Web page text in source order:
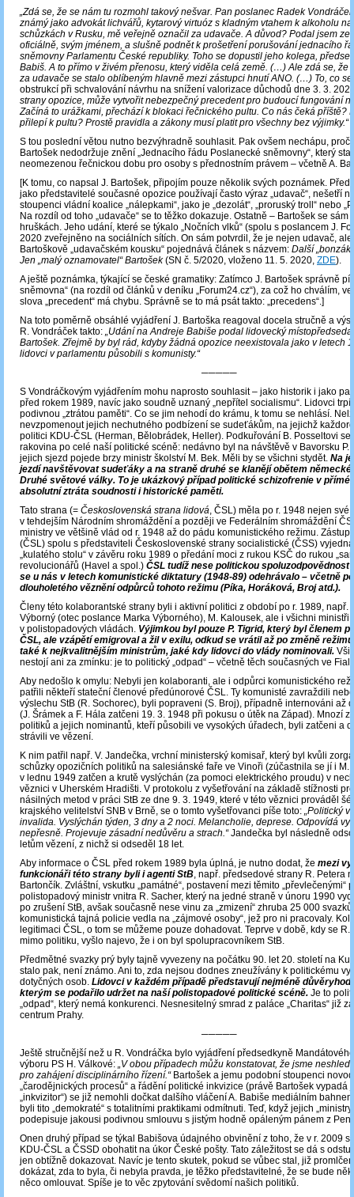
„Zdá se, že se nám tu rozmohl takový nešvar. Pan poslanec Radek
známý jako advokát lichvářů, kytarový virtuóz s kladným vtahem k alkoholu
schůzkách v Rusku, mě veřejně označil za udavače. A důvod? Podal jsem ze
oficiálně, svým jménem, a slušně podnět k prošetření porušování jednacího
sněmovny Parlamentu České republiky. Toho se dopustil jeho kolega,
Babiš. A to přímo v živém přenosu, který viděla celá země. (…) Ale zdá se, že
za udavače se stalo oblíbeným hlavně mezi zástupci hnutí ANO. (…) To, co
obstrukcí při schvalování návrhu na snížení valorizace důchodů dne 3. 3.
strany opozice, může vytvořit nebezpečný precedent pro budoucí fungování
Začíná to urážkami, přechází k blokaci řečnického pultu. Co nás čeká příště?
přilepí k pultu? Prostě pravidla a zákony musí platit pro všechny bez výjimky.“
S tou poslední větou nutno bezvýhradně souhlasit. Pak ovšem nechápu, proč
Bartošek nedodržuje znění „Jednacího řádu Poslanecké sněmovny“, který
neomezenou řečnickou dobu pro osoby s přednostním právem – včetně A.
[K tomu, co napsal J. Bartošek, připojím pouze několik svých poznámek.
jako představitelé současné opozice používají často výraz „udavač“, nešetří
stoupenci vládní koalice „nálepkami“, jako je „dezolát“, „proruský troll“ nebo
Na rozdíl od toho „udavače“ se to těžko dokazuje. Ostatně – Bartošek se sám
hruškách. Jeho udání, které se týkalo „Nočních vlků“ (spolu s poslancem J.
2020 zveřejněno na sociálních sítích. On sám potvrdil, že je nejen udavač, ale
Bartoškově „udavačském kousku“ pojednává článek s názvem: Další
Jen „malý oznamovatel“ Bartošek(SN č. 5/2020, vloženo 11. 5. 2020, ZDE).
A ještě poznámka, týkající se české gramatiky: Zatímco J. Bartošek správně
sněmovna“ (na rozdíl od článků v deníku „Forum24.cz“), za což ho chválím,
slova „precedent“ má chybu. Správně se to má psát takto: „precedens“.]
Na toto poměrně obsáhlé vyjádření J. Bartoška reagoval docela stručně a
R. Vondráček takto: „Udání na Andreje Babiše podal lidovecký
Bartošek. Zřejmě by byl rád, kdyby žádná opozice neexistovala jako v letech
lidovci v parlamentu působili s komunisty.“
─────
S Vondráčkovým vyjádřením mohu naprosto souhlasit – jako historik i jako
před rokem 1989, navíc jako soudně uznaný „nepřítel socialismu“. Lidovci trpí
podivnou „ztrátou paměti“. Co se jim nehodí do krámu, k tomu se nehlásí.
nevzpomenout jejich nechutného podbízení se sudeťákům, na jejichž
politici KDU-ČSL (Herman, Bělobrádek, Heller). Podkuřování B. Posseltovi se
rakovina po celé naší politické scéně: nedávno byl na návštěvě v Bavorsku P.
jejich sjezd pojede brzy ministr školství M. Bek. Měli by se všichni stydět. Na
jezdí navštěvovat sudeťáky a na straně druhé se klanějí obětem německé
Druhé světové války. To je ukázkový případ politické schizofrenie v
absolutní ztráta soudnosti i historické paměti.
Tato strana (= Československá strana lidová, ČSL) měla po r. 1948 nejen své
v tehdejším Národním shromáždění a později ve Federálním shromáždění
ministry ve většině vlád od r. 1948 až do pádu komunistického režimu.
(ČSL) spolu s představiteli Československé strany socialistické (ČSS)
„kulatého stolu“ v závěru roku 1989 o předání moci z rukou KSČ do rukou
revolucionářů (Havel a spol.) ČSL tudíž nese politickou spoluzodpovědnost
se u nás v letech komunistické diktatury (1948-89) odehrávalo – včetně
dlouholetého věznění odpůrců tohoto režimu (Píka, Horáková, Broj atd.).
Členy této kolaborantské strany byli i aktivní politici z období po r. 1989, např.
Výborný (otec poslance Marka Výborného), M. Kalousek, ale i všichni ministři
v polistopadových vládách. Výjimkou byl pouze P. Tigrid, který byl členem
ČSL, ale vzápětí emigroval a žil v exilu, odkud se vrátil až po změně
také k nejkvalitnějším ministrům, jaké kdy lidovci do vlády nominovali.
nestojí ani za zmínku: je to politický „odpad“ – včetně těch současných ve
Aby nedošlo k omylu: Nebyli jen kolaboranti, ale i odpůrci komunistického
patřili někteří stateční členové předúnorové ČSL. Ty komunisté zavraždili
výslechu StB (R. Sochorec), byli popraveni (S. Broj), případně internováni až
(J. Šrámek a F. Hála zatčeni 19. 3. 1948 při pokusu o útěk na Západ). Mnozí z
politiků a jejich nominantů, kteří působili ve vysokých úřadech, byli zatčeni a
strávili ve vězení.
K nim patřil např. V. Jandečka, vrchní ministerský komisař, který byl kvůli
schůzky opozičních politiků na salesiánské faře ve Vinoři (zúčastnila se jí i M.
v lednu 1949 zatčen a krutě vyslýchán (za pomoci elektrického proudu) v
věznici v Uherském Hradišti. V protokolu z vyšetřování na základě stížnosti
násilných metod v práci StB ze dne 9. 3. 1949, které v této věznici prováděl
krajského velitelství SNB v Brně, se o tomto vyšetřovanci píše toto: „Politický
invalida. Vyslýchán týden, 3 dny a 2 noci. Melancholie, deprese. Odpovídá
nepřesně. Projevuje zásadní nedůvěru a strach.“Jandečka byl následně
letům vězení, z nichž si odseděl 18 let.
Aby informace o ČSL před rokem 1989 byla úplná, je nutno dodat, že mezi
funkcionáři této strany byli i agenti StB, např. předsedové strany R. Petera
Bartončík. Zvláštní, vskutku „památné“, postavení mezi těmito „převlečenými“
polistopadový ministr vnitra R. Sacher, který na jedné straně v únoru 1990
po zrušení StB, avšak současně nese vinu za „zmizení“ zhruba 25 000
komunistická tajná policie vedla na „zájmové osoby“, jež pro ni pracovaly.
legitimaci ČSL, o tom se můžeme pouze dohadovat. Teprve v době, kdy se R.
mimo politiku, vyšlo najevo, že i on byl spolupracovníkem StB.
Předmětné svazky prý byly tajně vyvezeny na počátku 90. let 20. století na
stalo pak, není známo. Ani to, zda nejsou dodnes zneužívány k politickému
dotyčných osob. Lidovci v každém případě představují nejméně
kterým se podařilo udržet na naší polistopadové politické scéně. Je to
„odpad“, který nemá konkurenci. Nesnesitelný smrad z paláce „Charitas“ již
centrum Prahy.
─────
Ještě stručnější než u R. Vondráčka bylo vyjádření předsedkyně
výboru PS H. Válkové: „V obou případech můžu konstatovat, že jsme
pro zahájení disciplinárního řízení.“ Bartošek a jemu podobní stoupenci
„čarodějnických procesů“ a řádění politické inkvizice (právě Bartošek vypadá
„inkvizitor“) se již nemohli dočkat dalšího vláčení A. Babiše mediálním
byli tito „demokraté“ s totalitními praktikami odmítnuti. Teď, když jejich
podepisuje jakousi podivnou smlouvu s jistým hodně opáleným pánem z
Onen druhý případ se týkal Babišova údajného obvinění z toho, že v r. 2009
KDU-ČSL a ČSSD obohatit na úkor České pošty. Tato záležitost se dá s
jen obtížně dokazovat. Navíc je tento skutek, pokud se vůbec stal, již
dokázat, zda to byla, či nebyla pravda, je těžko představitelné, že se bude
něco omlouvat. Spíše je to věc zpytování svědomí našich politiků.